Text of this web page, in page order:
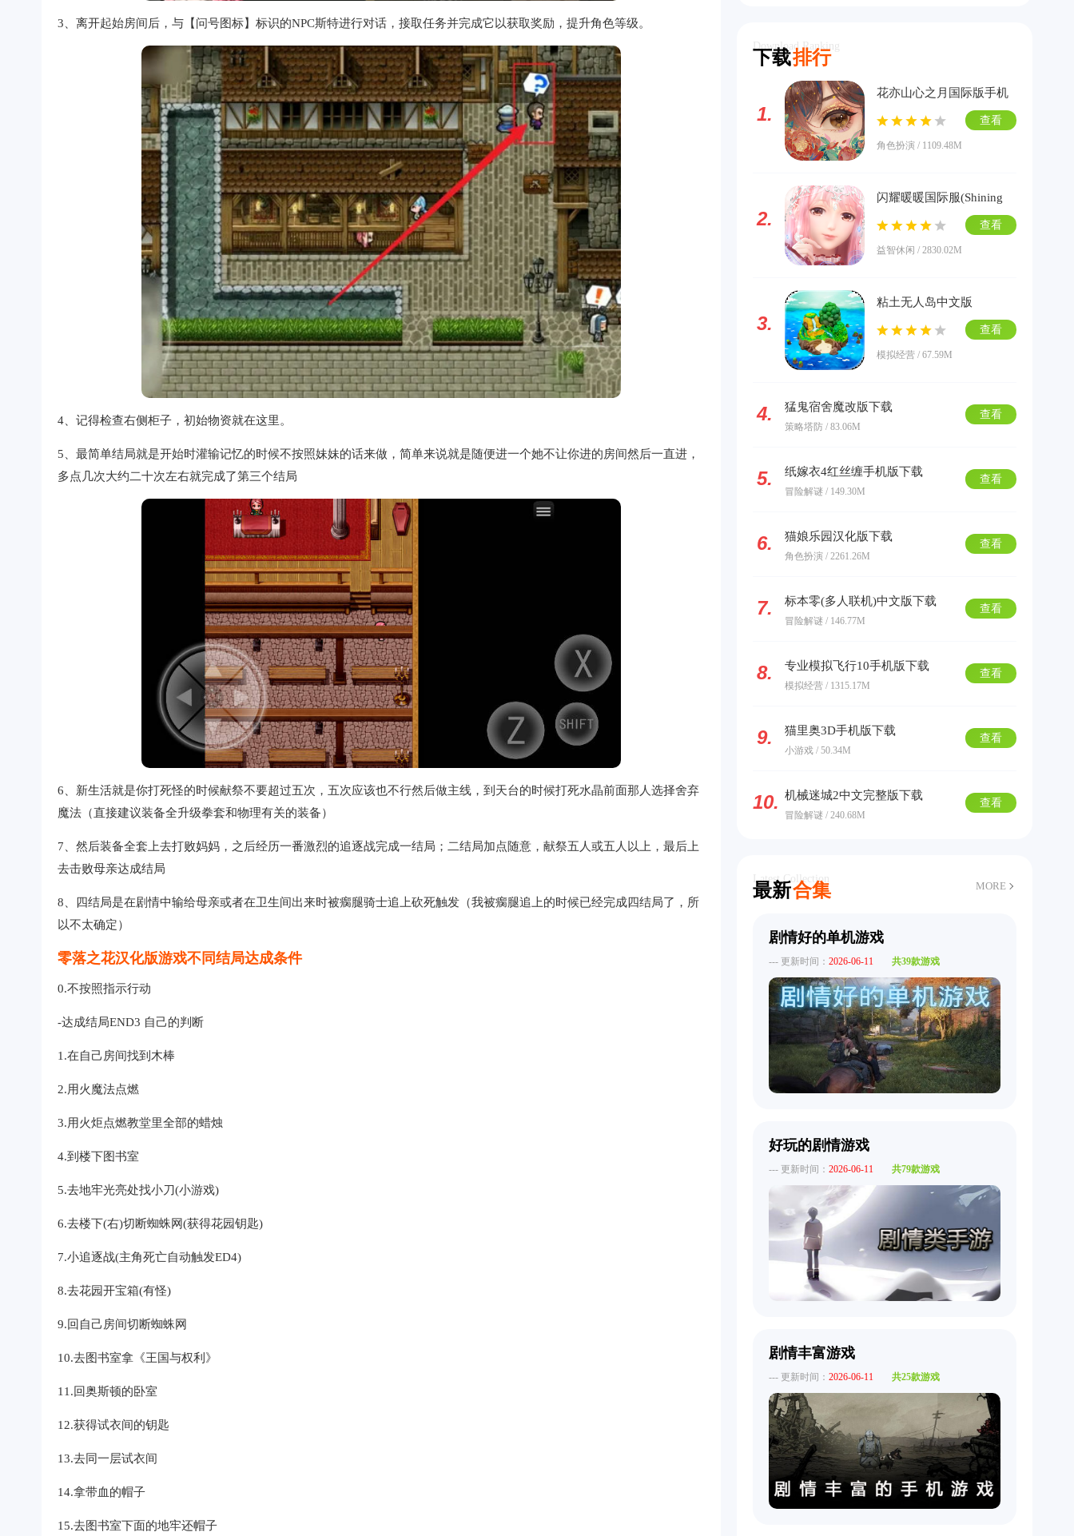
3、离开起始房间后，与【问号图标】标识的NPC斯特进行对话，接取任务并完成它以获取奖励，提升角色等级。
4、记得检查右侧柜子，初始物资就在这里。
5、最简单结局就是开始时灌输记忆的时候不按照妹妹的话来做，简单来说就是随便进一个她不让你进的房间然后一直进，
多点几次大约二十次左右就完成了第三个结局
6、新生活就是你打死怪的时候献祭不要超过五次，五次应该也不行然后做主线，到天台的时候打死水晶前面那人选择舍弃
魔法（直接建议装备全升级拳套和物理有关的装备）
7、然后装备全套上去打败妈妈，之后经历一番激烈的追逐战完成一结局；二结局加点随意，献祭五人或五人以上，最后上
去击败母亲达成结局
8、四结局是在剧情中输给母亲或者在卫生间出来时被瘸腿骑士追上砍死触发（我被瘸腿追上的时候已经完成四结局了，所
以不太确定）
零落之花汉化版游戏不同结局达成条件
0.不按照指示行动
-达成结局END3 自己的判断
1.在自己房间找到木棒
2.用火魔法点燃
3.用火炬点燃教堂里全部的蜡烛
4.到楼下图书室
5.去地牢光亮处找小刀(小游戏)
6.去楼下(右)切断蜘蛛网(获得花园钥匙)
7.小追逐战(主角死亡自动触发ED4)
8.去花园开宝箱(有怪)
9.回自己房间切断蜘蛛网
10.去图书室拿《王国与权利》
11.回奥斯顿的卧室
12.获得试衣间的钥匙
13.去同一层试衣间
14.拿带血的帽子
15.去图书室下面的地牢还帽子
下载排行
Download Ranking
1.
花亦山心之月国际版手机
版下载
角色扮演 / 1109.48M
查看
2.
闪耀暖暖国际服(Shining
Nikki)下载
益智休闲 / 2830.02M
查看
3.
粘土无人岛中文版
模拟经营 / 67.59M
查看
4. 猛鬼宿舍魔改版下载
策略塔防 / 83.06M
查看
5. 纸嫁衣4红丝缠手机版下载
冒险解谜 / 149.30M
查看
6. 猫娘乐园汉化版下载
角色扮演 / 2261.26M
查看
7. 标本零(多人联机)中文版下载
冒险解谜 / 146.77M
查看
8. 专业模拟飞行10手机版下载
模拟经营 / 1315.17M
查看
9. 猫里奥3D手机版下载
小游戏 / 50.34M
查看
10. 机械迷城2中文完整版下载
冒险解谜 / 240.68M
查看
最新合集
Latest Collection
MORE
剧情好的单机游戏
--- 更新时间： 2026-06-11 共39款游戏
好玩的剧情游戏
--- 更新时间： 2026-06-11 共79款游戏
剧情丰富游戏
--- 更新时间： 2026-06-11 共25款游戏